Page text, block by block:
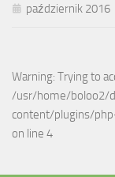
październik 2016
Warning: Trying to
/usr/home/boloo2/
content/plugins/
on line 4